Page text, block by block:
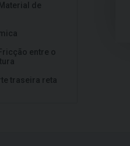
de
entre o
traseira reta